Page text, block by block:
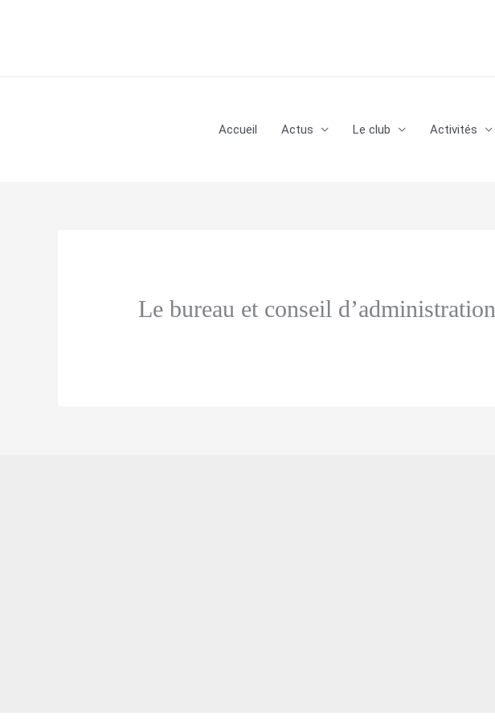
Accueil Actus Le club Activités
Le bureau et conseil d’administration